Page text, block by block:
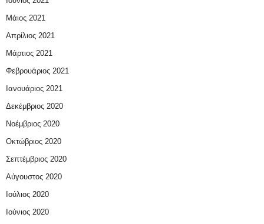
Μάιος 2021
Απρίλιος 2021
Μάρτιος 2021
Φεβρουάριος 2021
Ιανουάριος 2021
Δεκέμβριος 2020
Νοέμβριος 2020
Οκτώβριος 2020
Σεπτέμβριος 2020
Αύγουστος 2020
Ιούλιος 2020
Ιούνιος 2020